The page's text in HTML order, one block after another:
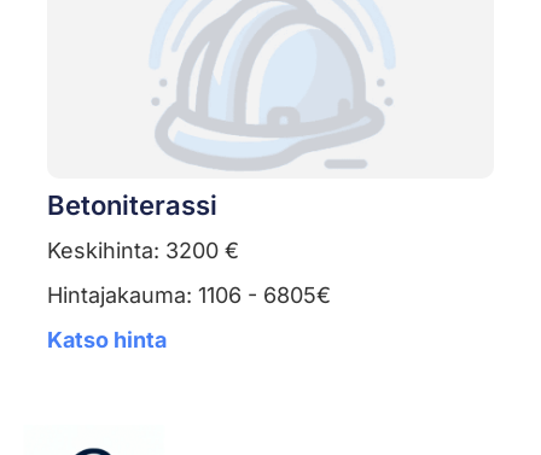
Betoniterassi
Keskihinta: 3200 €
Hintajakauma: 1106 - 6805€
Katso hinta